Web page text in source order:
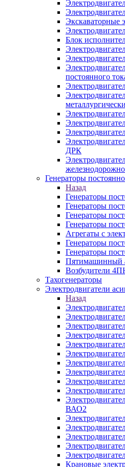
Экскаваторные
Блок
постоянного
ДРК
Генераторы
Назад
Генераторы
Генераторы
Генераторы
Генераторы
Агрегаты с
Генераторы
Генераторы
Пятимашинный
Возбудители
Тахогенераторы
Электродвигатели
Назад
ВАО2
Крановые